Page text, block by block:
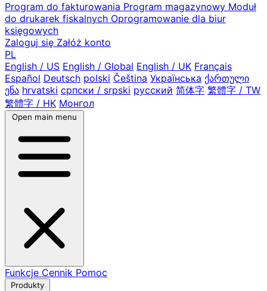
Program do fakturowania Program magazynowy Moduł
do drukarek fiskalnych Oprogramowanie dla biur
księgowych
Zaloguj się Załóż konto
PL
English / US English / Global English / UK Français
Español Deutsch polski Čeština Українська ქართული
ენა hrvatski српски / srpski русский 简体字 繁體字 / TW
繁體字 / HK Монгол
Open main menu
Funkcje Cennik Pomoc
Produkty